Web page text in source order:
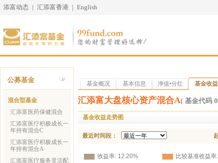
添富动态 | 汇添富香港 | English
公募基金
混合型基金
汇添富医药保健混合
汇添富医疗积极成长一
年持有混合C
汇添富医疗积极成长一
年持有混合A
汇添富医疗服务灵活配
基金概况 基本信息 净值•分红 基金收益
汇添富大盘核心资产混合A( 基金代码
基金收益走势图
最近时间段：